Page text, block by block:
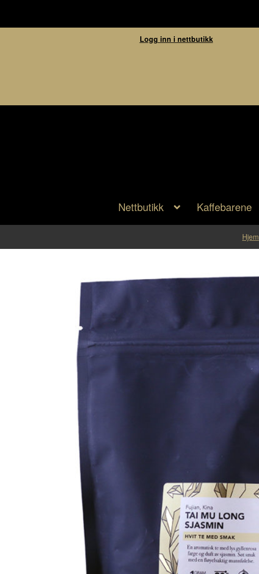
Logg inn i nettbutikk
Nettbutikk Kaffebarene
Hjem